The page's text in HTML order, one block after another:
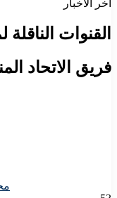
أخر الأخبار
القنوات
فريق الاتحاد